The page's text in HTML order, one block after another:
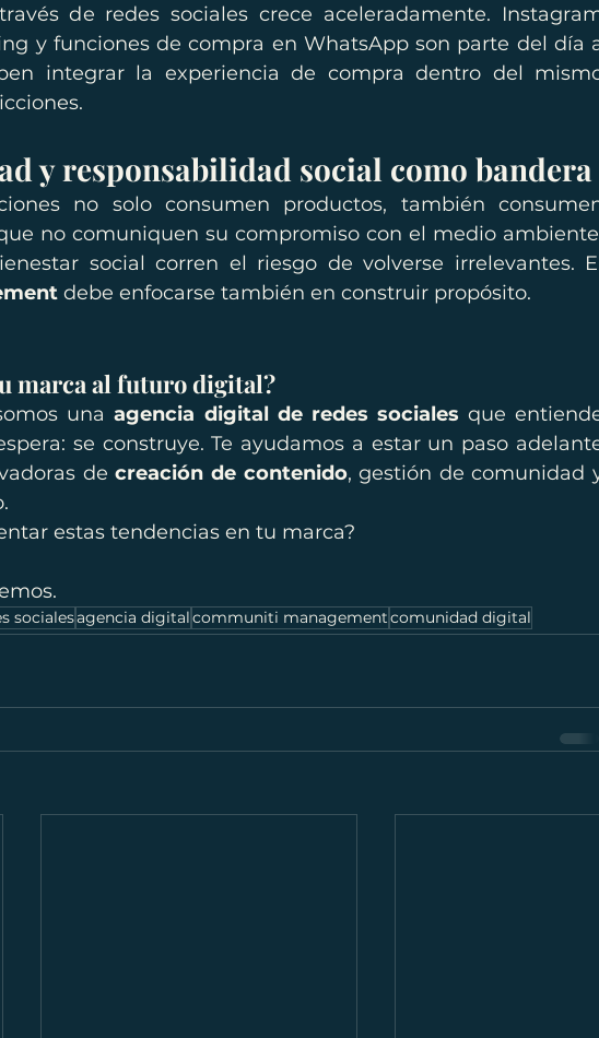
de redes sociales crece aceleradamente.
y funciones de compra en WhatsApp son parte del día
integrar la experiencia de compra dentro del
y responsabilidad social como bandera
no solo consumen productos, también
no comuniquen su compromiso con el medio
debe enfocarse también en construir propósito.
marca al futuro digital?
una agencia digital de redes sociales que
se construye. Te ayudamos a estar un paso
de creación de contenido, gestión de comunidad
estas tendencias en tu marca?
socialesagencia digitalcommuniti managementcomunidad digital